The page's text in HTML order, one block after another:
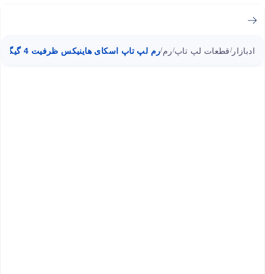
ادبازار /قطعات لپ تاپ/رم/رم لپ تاپ اسکای هاینیکس ظرفیت 4 گیگابایت فرکانس 1600 مگاهرتز